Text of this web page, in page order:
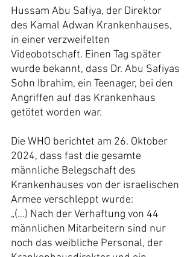
Hussam Abu Safiya, der Direktor
des Kamal Adwan Krankenhauses,
in einer verzweifelten
Videobotschaft. Einen Tag später
wurde bekannt, dass Dr. Abu Safiyas
Sohn Ibrahim, ein Teenager, bei den
Angriffen auf das Krankenhaus
getötet worden war.
Die WHO berichtet am 26. Oktober
2024, dass fast die gesamte
männliche Belegschaft des
Krankenhauses von der israelischen
Armee verschleppt wurde:
„(…) Nach der Verhaftung von 44
männlichen Mitarbeitern sind nur
noch das weibliche Personal, der